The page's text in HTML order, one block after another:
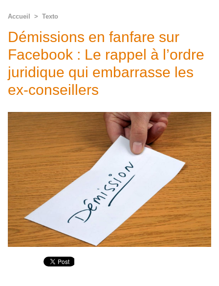
Accueil > Texto
Démissions en fanfare sur
Facebook : Le rappel à l’ordre
juridique qui embarrasse les
ex-conseillers